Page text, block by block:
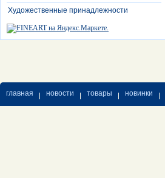
Художественные принадлежности
главная новости товары новинки